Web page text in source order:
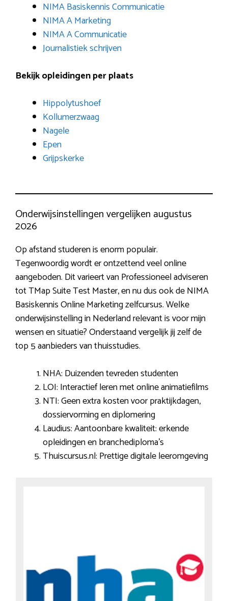
NIMA Basiskennis Communicatie
NIMA A Marketing
NIMA A Communicatie
Journalistiek schrijven
Bekijk opleidingen per plaats
Hippolytushoef
Kollumerzwaag
Nagele
Epen
Grijpskerke
Onderwijsinstellingen vergelijken augustus
2026
Op afstand studeren is enorm populair.
Tegenwoordig wordt er ontzettend veel online
aangeboden. Dit varieert van Professioneel adviseren
tot TMap Suite Test Master, en nu dus ook de NIMA
Basiskennis Online Marketing zelfcursus. Welke
onderwijsinstelling in Nederland relevant is voor mijn
wensen en situatie? Onderstaand vergelijk jij zelf de
top 5 aanbieders van thuisstudies.
NHA: Duizenden tevreden studenten
LOI: Interactief leren met online animatiefilms
NTI: Geen extra kosten voor praktijkdagen,
dossiervorming en diplomering
Laudius: Aantoonbare kwaliteit: erkende
opleidingen en branchediploma’s
Thuiscursus.nl: Prettige digitale leeromgeving